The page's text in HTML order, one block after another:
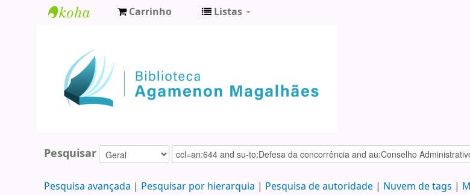
Agamenon
Magalhães
Carrinho Listas
Pesquisar
Pesquisa avançada Pesquisar por hierarquia Pesquisa de autoridade Nuvem de tags